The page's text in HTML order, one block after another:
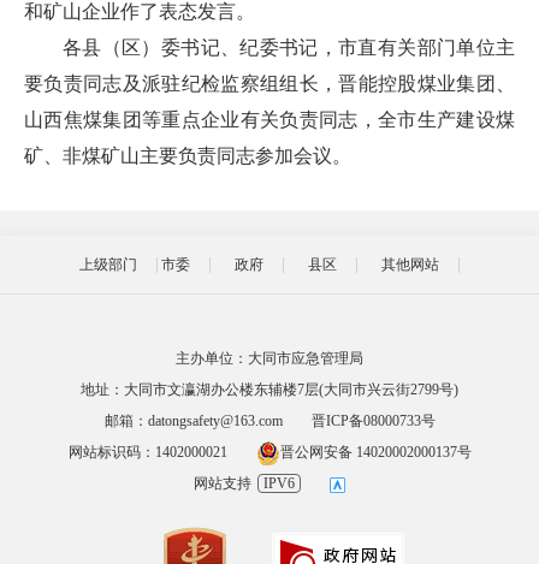
和矿山企业作了表态发言。
各县（区）委书记、纪委书记，市直有关部门单位主
要负责同志及派驻纪检监察组组长，晋能控股煤业集团、
山西焦煤集团等重点企业有关负责同志，全市生产建设煤
矿、非煤矿山主要负责同志参加会议。
上级部门 市委 政府 县区 其他网站
主办单位：大同市应急管理局
地址：大同市文瀛湖办公楼东辅楼7层(大同市兴云街2799号)
邮箱：datongsafety@163.com
晋ICP备08000733号
网站标识码：1402000021
晋公网安备 14020002000137号
网站支持
IPV6